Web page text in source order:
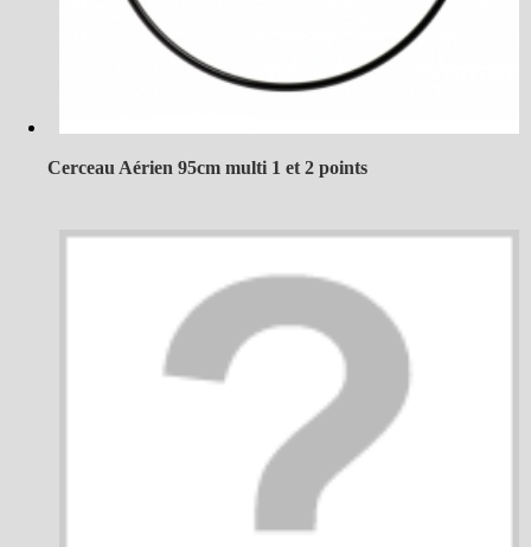
Cerceau Aérien 95cm multi 1 et 2 points